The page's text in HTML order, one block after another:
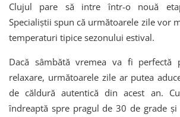
Clujul pare să intre într-o nouă
Specialiștii spun că următoarele zile vor
temperaturi tipice sezonului estival.
Dacă sâmbătă vremea va fi perfectă
relaxare, următoarele zile ar putea
de căldură autentică din acest an.
îndreaptă spre pragul de 30 de grade și